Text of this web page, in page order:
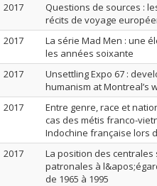
2017
Questions de sources :
récits de voyage
2017
La série Mad Men : une
les années soixante
2017
Unsettling Expo 67 :
humanism at Montreal’s
2017
Entre genre, race et
cas des métis franco-
Indochine française lors
2017
La position des
patronales à
de 1965 à 1995